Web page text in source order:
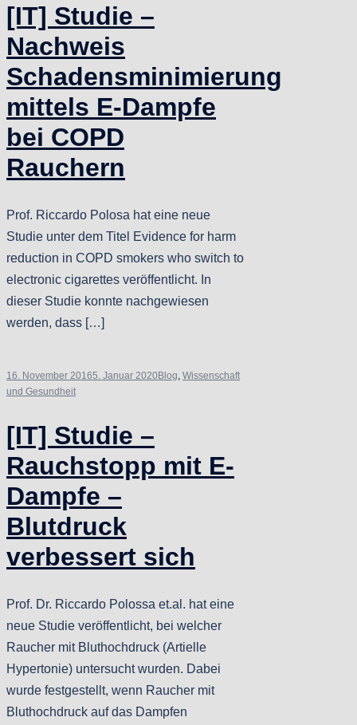
[IT] Studie –
Nachweis
Schadensminimierung
mittels E-Dampfe
bei COPD
Rauchern
Prof. Riccardo Polosa hat eine neue
Studie unter dem Titel Evidence for harm
reduction in COPD smokers who switch to
electronic cigarettes veröffentlicht. In
dieser Studie konnte nachgewiesen
werden, dass […]
16. November 20165. Januar 2020Blog Wissenschaft
und Gesundheit
[IT] Studie –
Rauchstopp mit E-
Dampfe –
Blutdruck
verbessert sich
Prof. Dr. Riccardo Polossa et.al. hat eine
neue Studie veröffentlicht, bei welcher
Raucher mit Bluthochdruck (Artielle
Hypertonie) untersucht wurden. Dabei
wurde festgestellt, wenn Raucher mit
Bluthochdruck auf das Dampfen